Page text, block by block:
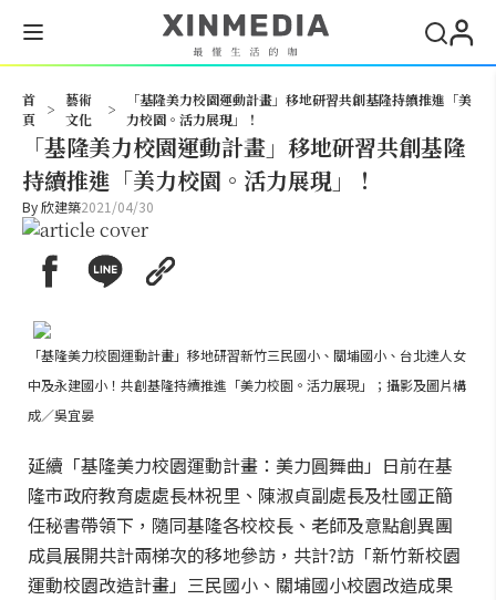
首
頁
>
藝術
文化
>
「基隆美力校園運動計畫」移地研習共創基隆持續推進「美
力校園。活力展現」！
「基隆美力校園運動計畫」移地研習共創基隆
持續推進「美力校園。活力展現」！
By欣建築2021/04/30
「基隆美力校園運動計畫」移地研習新竹三民國小、關埔國小、台北達人女
中及永建國小！共創基隆持續推進「美力校園。活力展現」；攝影及圖片構
成／吳宜晏
延續「基隆美力校園運動計畫：美力圓舞曲」日前在基
隆市政府教育處處長林祝里、陳淑貞副處長及杜國正簡
任秘書帶領下，隨同基隆各校校長、老師及意點創異團
成員展開共計兩梯次的移地參訪，共計?訪「新竹新校園
運動校園改造計畫」三民國小、關埔國小校園改造成果